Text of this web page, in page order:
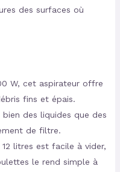
des surfaces où
W, cet aspirateur offre
fins et épais.
des liquides que des
de filtre.
litres est facile à vider,
le rend simple à